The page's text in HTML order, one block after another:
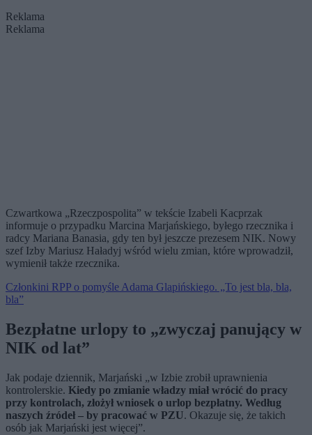
Reklama
Reklama
Czwartkowa „Rzeczpospolita” w tekście Izabeli Kacprzak
informuje o przypadku Marcina Marjańskiego, byłego rzecznika i
radcy Mariana Banasia, gdy ten był jeszcze prezesem NIK. Nowy
szef Izby Mariusz Haładyj wśród wielu zmian, które wprowadził,
wymienił także rzecznika.
Członkini RPP o pomyśle Adama Glapińskiego. „To jest bla, bla,
bla”
Bezpłatne urlopy to „zwyczaj panujący w
NIK od lat”
Jak podaje dziennik, Marjański „w Izbie zrobił uprawnienia
kontrolerskie. Kiedy po zmianie władzy miał wrócić do pracy
przy kontrolach, złożył wniosek o urlop bezpłatny. Według
naszych źródeł – by pracować w PZU. Okazuje się, że takich
osób jak Marjański jest więcej”.